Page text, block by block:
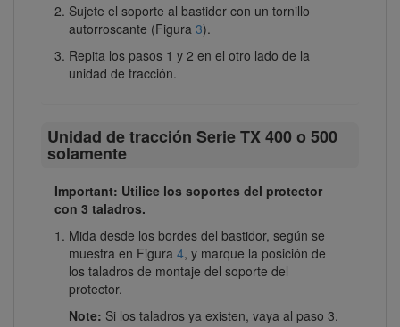
Sujete el soporte al bastidor con un tornillo
autorroscante (Figura3).
Repita los pasos 1 y 2 en el otro lado de la
unidad de tracción.
Unidad de tracción Serie TX 400 o 500
solamente
Important: Utilice los soportes del protector
con 3 taladros.
Mida desde los bordes del bastidor, según se
muestra en Figura4, y marque la posición de
los taladros de montaje del soporte del
protector.
Note: Si los taladros ya existen, vaya al paso 3.